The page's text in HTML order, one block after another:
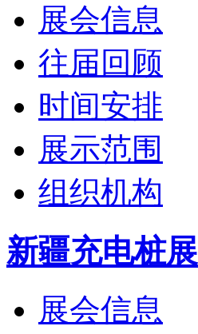
展会信息
往届回顾
时间安排
展示范围
组织机构
新疆充电桩展
展会信息